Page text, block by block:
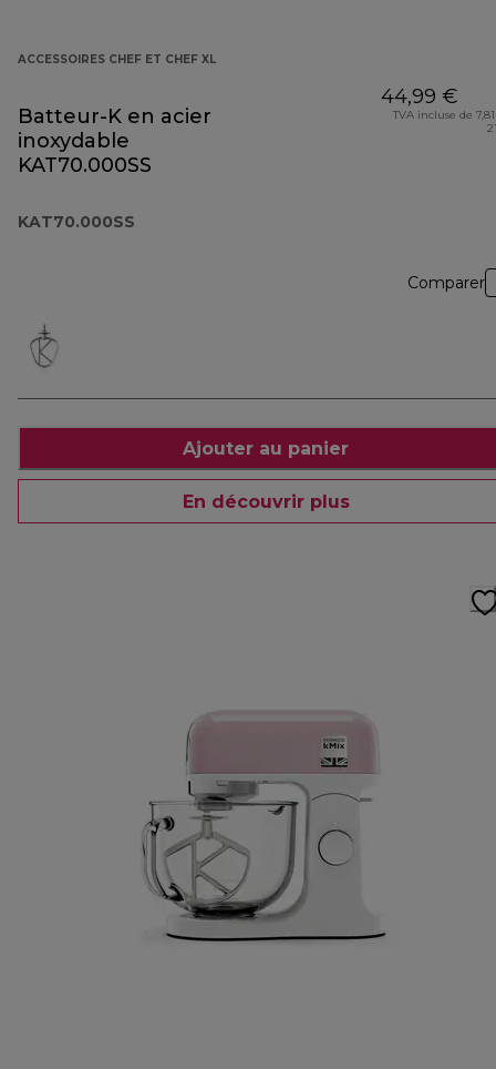
ACCESSOIRES CHEF ET CHEF XL
Batteur-K en acier
inoxydable
KAT70.000SS
KAT70.000SS
44,99 €
TVA incluse de
Comparer
Ajouter au panier
En découvrir plus